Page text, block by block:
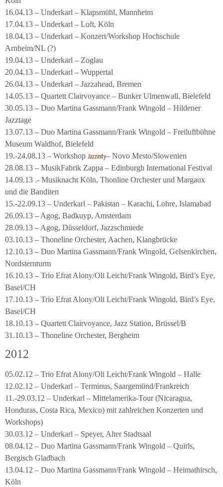
16.04.13 – Underkarl – Klapsmühl, Mannheim
17.04.13 – Underkarl – Loft, Köln
18.04.13 – Underkarl – Konzert/Workshop Hochschule
Arnheim/NL (?)
19.04.13 – Underkarl – Zoglau
20.04.13 – Underkarl – Wuppertal
26.04.13 – Underkarl – Jazzahead, Bremen
14.05.13 – Quartett Clairvoyance – Bunker Ulmenwall, Bielefeld
30.05.13 – Duo Martina Gassmann/Frank Wingold – Hildener
Jazztage
13.07.13 – Duo Martina Gassmann/Frank Wingold – Freiluftbühne
Museum Waldhof, Bielefeld
19.-24.08.13 – Workshop Jazzinity– Novo Mesto/Slowenien
28.08.13 – MusikFabrik Zappa – Edinburgh International Festival
14.09.13 .- Musiknacht Köln, Thonline Orchester und Margaux
und die Banditen
15.-22.09.13 – Underkarl – Pakistan – Karachi, Lohre, Islamabad
26.09.13 – Agog, Badkuyp, Amsterdam
28.09.13 – Agog, Düsseldorf, Jazzschmiede
03.10.13 – Thoneline Orchester, Aachen, Klangbrücke
12.10.13 – Duo Martina Gassmann/Frank Wingold, Gelsenkirchen,
Nordsternturm
16.10.13 – Trio Efrat Alony/Oli Leicht/Frank Wingold, Bird’s Eye,
Basel/CH
17.10.13 – Trio Efrat Alony/Oli Leicht/Frank Wingold, Bird’s Eye,
Basel/CH
18.10.13 – Quartett Clairvoyance, Jazz Station, Brüssel/B
31.10.13 – Thoneline Orchester, Bergheim
2012
05.02.12 – Trio Efrat Alony/Oli Leicht/Frank Wingold – Halle
12.02.12 – Underkarl – Terminus, Saargemünd/Frankreich
11.-29.03.12 – Underkarl – Mittelamerika-Tour (Nicaragua,
Honduras, Costa Rica, Mexico) mit zahlreichen Konzerten und
Workshops)
30.03.12 – Underkarl – Speyer, Alter Stadtsaal
08.04.12 – Duo Martina Gassmann/Frank Wingold – Quirls,
Bergisch Gladbach
13.04.12 – Duo Martina Gassmann/Frank Wingold – Heimathirsch,
Köln